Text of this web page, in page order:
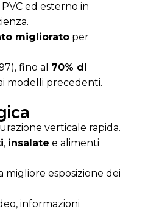
ed esterno in
miglioratoper
fino al 70% di
modelli precedenti.
verticale rapida.
, insalate e alimenti
migliore esposizione dei
informazioni